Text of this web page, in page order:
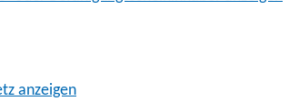
anzeigen